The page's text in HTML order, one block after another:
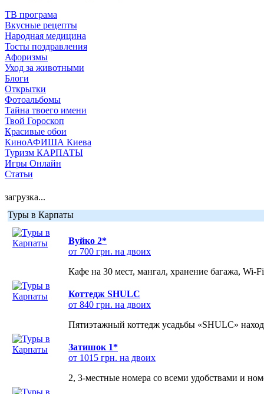
ТВ програма
Вкусные рецепты
Народная медицина
Тосты поздравления
Афоризмы
Уход за животными
Блоги
Открытки
Фотоальбомы
Тайна твоего имени
Твой Гороскоп
Красивые обои
КиноАФИША Киева
Туризм КАРПАТЫ
Игры Онлайн
Статьи
загрузка...
Туры в Карпаты
Вуйко 2*
от 700 грн. на двоих
Кафе на 30 мест, мангал, хранение багажа, Wi-
Коттедж SHULC
от 840 грн. на двоих
Пятиэтажный коттедж усадьбы «SHULC»
Затишок 1*
от 1015 грн. на двоих
2, 3-местные номера со всеми удобствами и